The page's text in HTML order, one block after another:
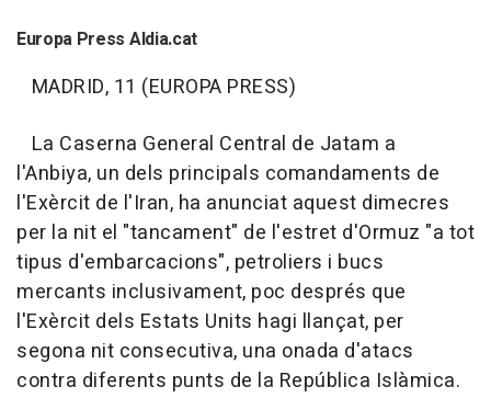
Europa Press Aldia.cat
MADRID, 11 (EUROPA PRESS)
La Caserna General Central de Jatam a
l'Anbiya, un dels principals comandaments de
l'Exèrcit de l'Iran, ha anunciat aquest dimecres
per la nit el "tancament" de l'estret d'Ormuz "a tot
tipus d'embarcacions", petroliers i bucs
mercants inclusivament, poc després que
l'Exèrcit dels Estats Units hagi llançat, per
segona nit consecutiva, una onada d'atacs
contra diferents punts de la República Islàmica.